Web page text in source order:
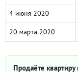
4 июня 2020
20 марта 2020
Продаёте